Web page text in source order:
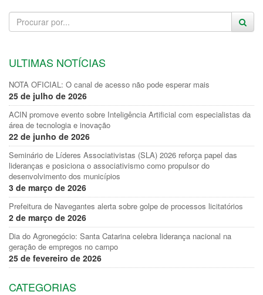
ULTIMAS NOTÍCIAS
NOTA OFICIAL: O canal de acesso não pode esperar mais
25 de julho de 2026
ACIN promove evento sobre Inteligência Artificial com especialistas da
área de tecnologia e inovação
22 de junho de 2026
Seminário de Líderes Associativistas (SLA) 2026 reforça papel das
lideranças e posiciona o associativismo como propulsor do
desenvolvimento dos municípios
3 de março de 2026
Prefeitura de Navegantes alerta sobre golpe de processos licitatórios
2 de março de 2026
Dia do Agronegócio: Santa Catarina celebra liderança nacional na
geração de empregos no campo
25 de fevereiro de 2026
CATEGORIAS